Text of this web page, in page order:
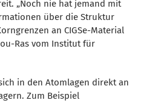
„Noch nie hat jemand mit
über die Struktur
an CIGSe-Material
Ras vom Institut für
in den Atomlagen direkt an
Zum Beispiel